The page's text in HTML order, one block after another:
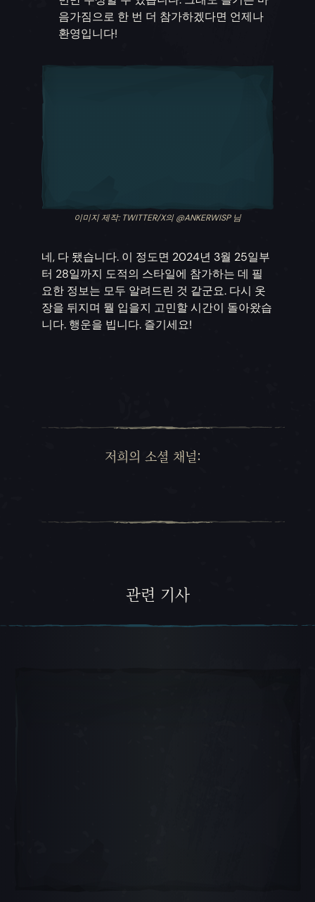
음가짐으로 한 번 더 참가하겠다면 언제나
환영입니다!
이미지 제작: TWITTER/X의 @ANKERWISP 님
네, 다 됐습니다. 이 정도면 2024년 3월 25일부
터 28일까지 도적의 스타일에 참가하는 데 필
요한 정보는 모두 알려드린 것 같군요. 다시 옷
장을 뒤지며 뭘 입을지 고민할 시간이 돌아왔습
니다. 행운을 빕니다. 즐기세요!
저희의 소셜 채널:
관련 기사